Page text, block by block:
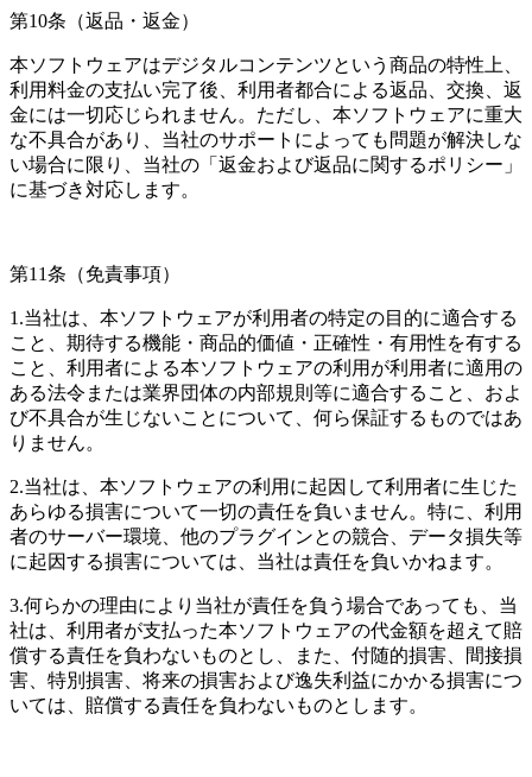
第10条（返品・返金）
本ソフトウェアはデジタルコンテンツという商品の特性上、
利用料金の支払い完了後、利用者都合による返品、交換、返
金には一切応じられません。ただし、本ソフトウェアに重大
な不具合があり、当社のサポートによっても問題が解決しな
い場合に限り、当社の「返金および返品に関するポリシー」
に基づき対応します。
第11条（免責事項）
1.当社は、本ソフトウェアが利用者の特定の目的に適合する
こと、期待する機能・商品的価値・正確性・有用性を有する
こと、利用者による本ソフトウェアの利用が利用者に適用の
ある法令または業界団体の内部規則等に適合すること、およ
び不具合が生じないことについて、何ら保証するものではあ
りません。
2.当社は、本ソフトウェアの利用に起因して利用者に生じた
あらゆる損害について一切の責任を負いません。特に、利用
者のサーバー環境、他のプラグインとの競合、データ損失等
に起因する損害については、当社は責任を負いかねます。
3.何らかの理由により当社が責任を負う場合であっても、当
社は、利用者が支払った本ソフトウェアの代金額を超えて賠
償する責任を負わないものとし、また、付随的損害、間接損
害、特別損害、将来の損害および逸失利益にかかる損害につ
いては、賠償する責任を負わないものとします。